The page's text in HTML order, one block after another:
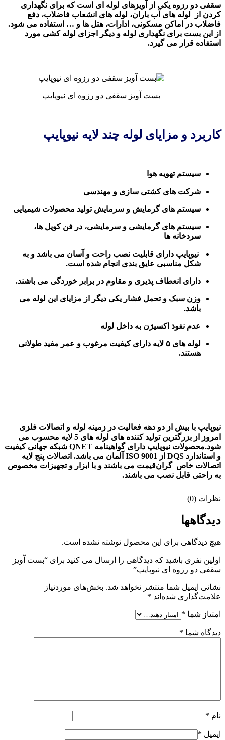
سقفی دو رزوه یکی از آویزهای لوله ای است که برای نگهداری
کردن از لوله های آب باران، لوله های انشعاب فاضلاب، دفع
فاضلاب در اماکن مسکونی، ادارات، هتل ها و … استفاده می شود.
از این بست برای نگهداری لوله و دیگر اجزای لوله کشی مورد
استفاده قرار می گیرد.
بست آویز سقفی دو رزوه ای نیوپایپ
کاربرد و مزایای لوله چند لایه نیوپایپ
سیستم تهویه هوا
شرکت های کشتی سازی و مهندسی
سیستم های گرمایش و سرمایش تولید محصولات شیمیایی
سیستم های گرمایشی و سرمایشی، در فن کویل ها،
سردخانه ها
نیوپایپ دارای قابلیت نصب راحت و آسان می باشد و به
شکل مناسبی عایق بندی انجام شده است.
دارای انعطاف پذیری و مقاوم در برابر خوردگی می باشند.
وزن سبک و تحمل فشار یکی دیگر از مزایای این لوله می
باشد.
عدم نفوذ اکسیژن به داخل لوله
لوله های ۵ لایه دارای کیفیت مرغوب و عمر مفید طولانی
هستند.
نیوپایپ با بیش از دو دهه فعالیت در زمینه لوله و اتصالات فلزی
امروز از بزرگترین تولید کننده های لوله های 5 لایه محسوب می
شود.محصولات نیوپایپ دارای گواهینامه QNET شبکه جهانی کیفیت
و استاندارد DQS از ISO 9001 آلمان می باشد. اتصالات پنج لایه
اتصالات خاص گران‌قیمت می باشند و با ابزار و تجهیزات مخصوص
به راحتی قابل نصب می باشند.
نظرات (0)
دیدگاهها
هیچ دیدگاهی برای این محصول نوشته نشده است.
اولین نفری باشید که دیدگاهی را ارسال می کنید برای “بست آویز
سقفی دو رزوه ای نیوپایپ”
نشانی ایمیل شما منتشر نخواهد شد. بخش‌های موردنیاز
علامت‌گذاری شده‌اند *
امتیاز شما *
دیدگاه شما *
نام *
ایمیل *